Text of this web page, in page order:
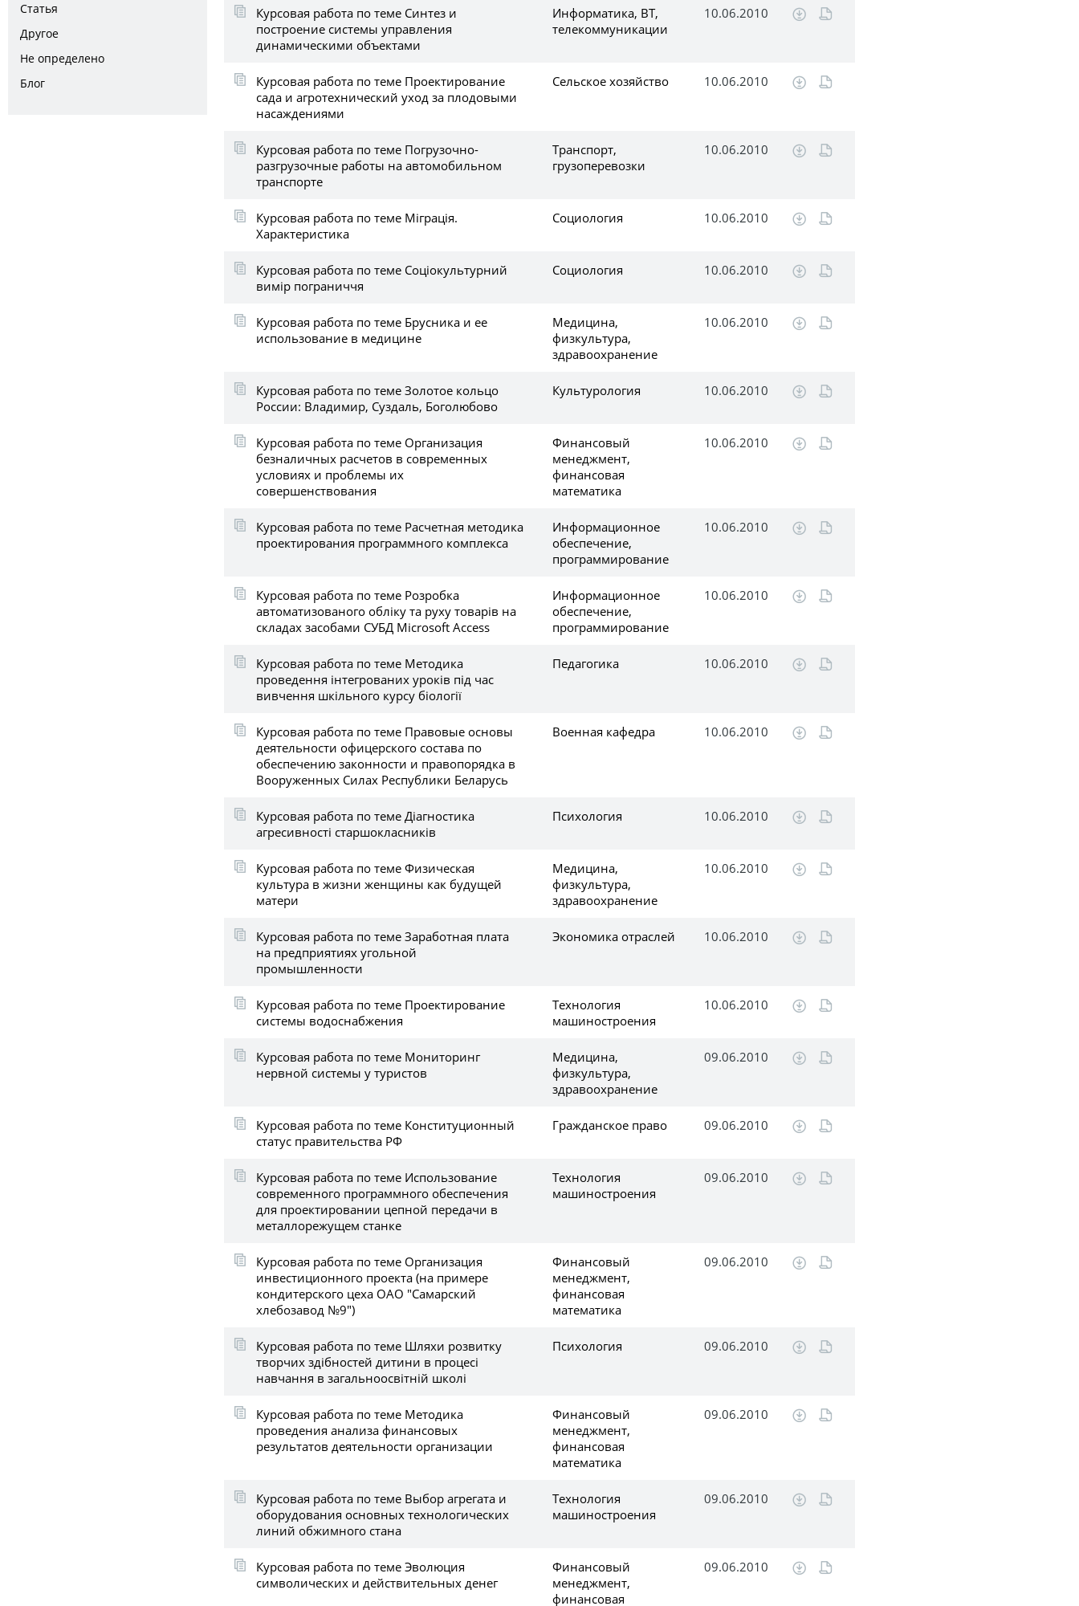
Статья
Другое
Не определено
Блог
Курсовая работа по теме Синтез и
построение системы управления
динамическими объектами
Информатика, ВТ,
телекоммуникации
10.06.2010
Курсовая работа по теме Проектирование
сада и агротехнический уход за плодовыми
насаждениями
Сельское хозяйство 10.06.2010
Курсовая работа по теме Погрузочно-
разгрузочные работы на автомобильном
транспорте
Транспорт,
грузоперевозки
10.06.2010
Курсовая работа по теме Міграція.
Характеристика
Социология 10.06.2010
Курсовая работа по теме Соціокультурний
вимір пограниччя
Социология 10.06.2010
Курсовая работа по теме Брусника и ее
использование в медицине
Медицина,
физкультура,
здравоохранение
10.06.2010
Курсовая работа по теме Золотое кольцо
России: Владимир, Суздаль, Боголюбово
Культурология 10.06.2010
Курсовая работа по теме Организация
безналичных расчетов в современных
условиях и проблемы их
совершенствования
Финансовый
менеджмент,
финансовая
математика
10.06.2010
Курсовая работа по теме Расчетная методика
проектирования программного комплекса
Информационное
обеспечение,
программирование
10.06.2010
Курсовая работа по теме Розробка
автоматизованого обліку та руху товарів на
складах засобами СУБД Microsoft Access
Информационное
обеспечение,
программирование
10.06.2010
Курсовая работа по теме Методика
проведення інтегрованих уроків під час
вивчення шкільного курсу біології
Педагогика 10.06.2010
Курсовая работа по теме Правовые основы
деятельности офицерского состава по
обеспечению законности и правопорядка в
Вооруженных Силах Республики Беларусь
Военная кафедра 10.06.2010
Курсовая работа по теме Діагностика
агресивності старшокласників
Психология 10.06.2010
Курсовая работа по теме Физическая
культура в жизни женщины как будущей
матери
Медицина,
физкультура,
здравоохранение
10.06.2010
Курсовая работа по теме Заработная плата
на предприятиях угольной
промышленности
Экономика отраслей 10.06.2010
Курсовая работа по теме Проектирование
системы водоснабжения
Технология
машиностроения
10.06.2010
Курсовая работа по теме Мониторинг
нервной системы у туристов
Медицина,
физкультура,
здравоохранение
09.06.2010
Курсовая работа по теме Конституционный
статус правительства РФ
Гражданское право 09.06.2010
Курсовая работа по теме Использование
современного программного обеспечения
для проектировании цепной передачи в
металлорежущем станке
Технология
машиностроения
09.06.2010
Курсовая работа по теме Организация
инвестиционного проекта (на примере
кондитерского цеха ОАО "Самарский
хлебозавод №9")
Финансовый
менеджмент,
финансовая
математика
09.06.2010
Курсовая работа по теме Шляхи розвитку
творчих здібностей дитини в процесі
навчання в загальноосвітній школі
Психология 09.06.2010
Курсовая работа по теме Методика
проведения анализа финансовых
результатов деятельности организации
Финансовый
менеджмент,
финансовая
математика
09.06.2010
Курсовая работа по теме Выбор агрегата и
оборудования основных технологических
линий обжимного стана
Технология
машиностроения
09.06.2010
Курсовая работа по теме Эволюция
символических и действительных денег
Финансовый
менеджмент,
финансовая
09.06.2010